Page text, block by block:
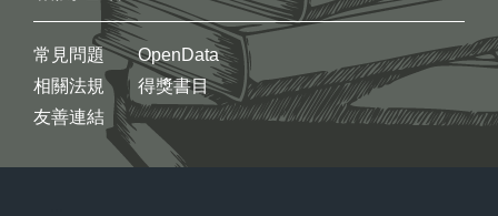
常見問題
相關法規
友善連結
OpenData
得獎書目